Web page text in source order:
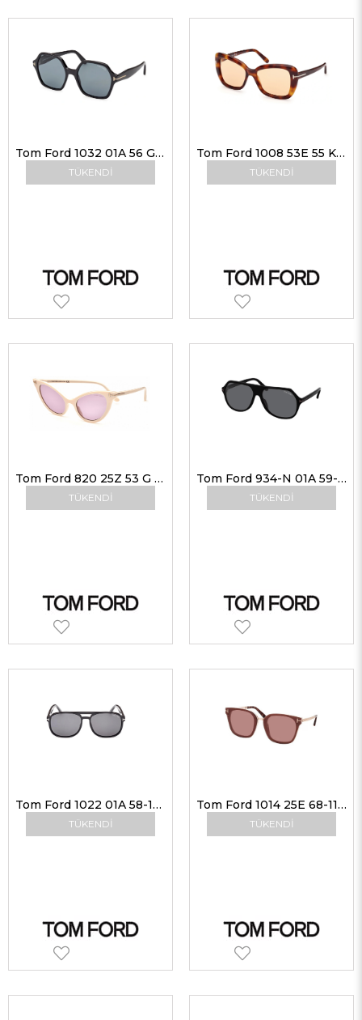
TÜKENDI
Tom Ford 1032 01A 56 G Kadın Güneş Gözlükleri
TÜKENDI
Tom Ford 1008 53E 55 Kadın Güneş Gözlükleri
TÜKENDI
Tom Ford 820 25Z 53 G Kadın Güneş Gözlükleri
TÜKENDI
Tom Ford 934-N 01A 59-14 G Unisex Güneş Gözlükleri
TÜKENDI
Tom Ford 1022 01A 58-16 G Unisex Güneş Gözlükleri
TÜKENDI
Tom Ford 1014 25E 68-11 G Kadın Güneş Gözlükleri